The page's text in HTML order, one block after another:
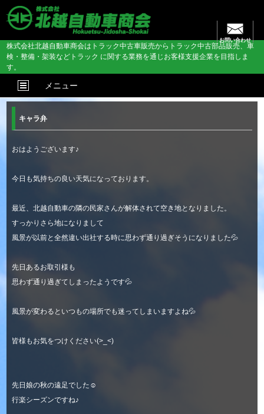
お問い合わせ
株式会社北越自動車商会はトラック中古車販売からトラック中古部品販売、車
検・整備・架装などトラック に関する業務を通じお客様支援企業を目指しま
す。
メニュー
キャラ弁
おはようございます♪
今日も気持ちの良い天気になっております。
最近、北越自動車の隣の民家さんが解体されて空き地となりました。
すっかりさら地になりまして
風景が以前と全然違い出社する時に思わず通り過ぎそうになりました💦
先日あるお取引様も
思わず通り過ぎてしまったようです💦
風景が変わるといつもの場所でも迷ってしまいますよね💦
皆様もお気をつけください(>_<)
先日娘の秋の遠足でした☺
行楽シーズンですね♪